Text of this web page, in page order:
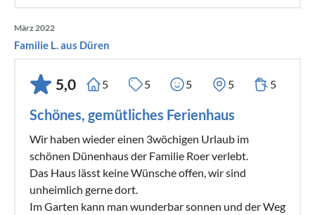
März 2022
Familie L. aus Düren
5,0 5 5 5 5 5
Schönes, gemütliches Ferienhaus
Wir haben wieder einen 3wöchigen Urlaub im
schönen Dünenhaus der Familie Roer verlebt.
Das Haus lässt keine Wünsche offen, wir sind
unheimlich gerne dort.
Im Garten kann man wunderbar sonnen und der Weg